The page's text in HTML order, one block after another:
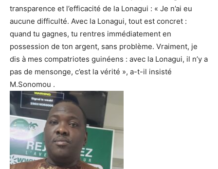
transparence et l’efficacité de la Lonagui : « Je n’ai eu
aucune difficulté. Avec la Lonagui, tout est concret :
quand tu gagnes, tu rentres immédiatement en
possession de ton argent, sans problème. Vraiment, je
dis à mes compatriotes guinéens : avec la Lonagui, il n’y a
pas de mensonge, c’est la vérité », a-t-il insisté
M.Sonomou .